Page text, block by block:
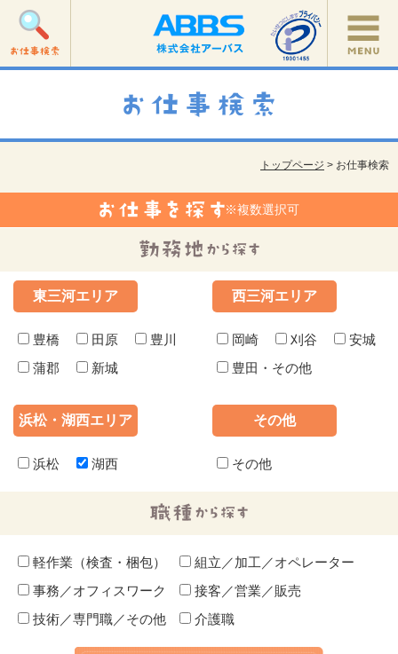
トップページ > お仕事検索
※複数選択可
東三河エリア
豊橋 田原
豊川
蒲郡
新城
西三河エリア
岡崎 刈谷
安城
豊田・その他
浜松・湖西エリア
浜松 湖西
その他
その他
軽作業（検査・梱包）
組立／加工／オペレーター
事務／オフィスワーク
接客／営業／販売
技術／専門職／その他
介護職